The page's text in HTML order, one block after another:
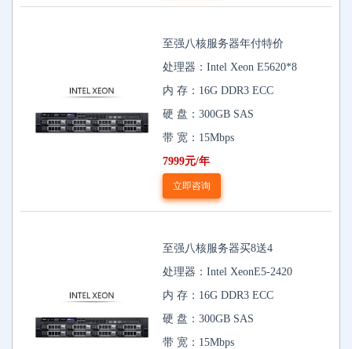
至强八核服务器年付特价
处理器：Intel Xeon E5620*8
内 存：16G DDR3 ECC
硬 盘：300GB SAS
带 宽：15Mbps
7999元/年
立即咨询
至强八核服务器买8送4
处理器：Intel XeonE5-2420
内 存：16G DDR3 ECC
硬 盘：300GB SAS
带 宽：15Mbps